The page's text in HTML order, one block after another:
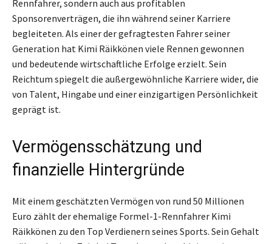
Rennfahrer, sondern auch aus profitablen
Sponsorenverträgen, die ihn während seiner Karriere
begleiteten. Als einer der gefragtesten Fahrer seiner
Generation hat Kimi Räikkönen viele Rennen gewonnen
und bedeutende wirtschaftliche Erfolge erzielt. Sein
Reichtum spiegelt die außergewöhnliche Karriere wider, die
von Talent, Hingabe und einer einzigartigen Persönlichkeit
geprägt ist.
Vermögensschätzung und
finanzielle Hintergründe
Mit einem geschätzten Vermögen von rund 50 Millionen
Euro zählt der ehemalige Formel-1-Rennfahrer Kimi
Räikkönen zu den Top Verdienern seines Sports. Sein Gehalt